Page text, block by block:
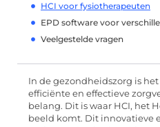
HCI voor fysiotherapeuten
EPD software voor
Veelgestelde vragen
In de gezondheidszorg is
efficiënte en effectieve
belang. Dit is waar HCI, het
beeld komt. Dit innovatieve